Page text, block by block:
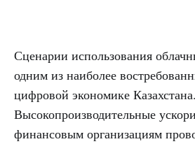
Сценарии использования
одним из наиболее
цифровой экономике Казахстана.
Высокопроизводительные
финансовым организациям